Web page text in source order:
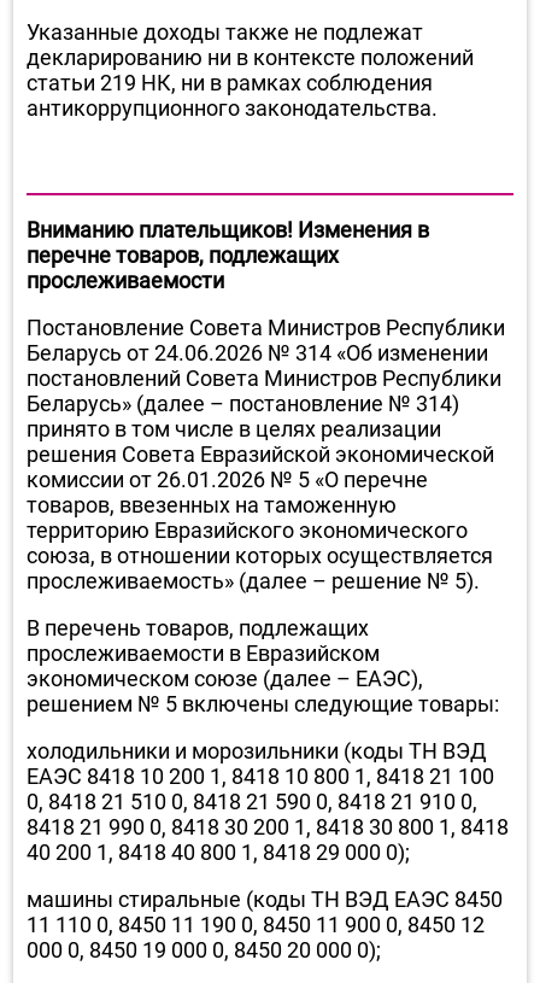
Указанные доходы также не подлежат
декларированию ни в контексте положений
статьи 219 НК, ни в рамках соблюдения
антикоррупционного законодательства.
Вниманию плательщиков! Изменения в
перечне товаров, подлежащих
прослеживаемости
Постановление Совета Министров Республики
Беларусь от 24.06.2026 № 314 «Об изменении
постановлений Совета Министров Республики
Беларусь» (далее – постановление № 314)
принято в том числе в целях реализации
решения Совета Евразийской экономической
комиссии от 26.01.2026 № 5 «О перечне
товаров, ввезенных на таможенную
территорию Евразийского экономического
союза, в отношении которых осуществляется
прослеживаемость» (далее – решение № 5).
В перечень товаров, подлежащих
прослеживаемости в Евразийском
экономическом союзе (далее – ЕАЭС),
решением № 5 включены следующие товары:
холодильники и морозильники (коды ТН ВЭД
ЕАЭС 8418 10 200 1, 8418 10 800 1, 8418 21 100
0, 8418 21 510 0, 8418 21 590 0, 8418 21 910 0,
8418 21 990 0, 8418 30 200 1, 8418 30 800 1, 8418
40 200 1, 8418 40 800 1, 8418 29 000 0);
машины стиральные (коды ТН ВЭД ЕАЭС 8450
11 110 0, 8450 11 190 0, 8450 11 900 0, 8450 12
000 0, 8450 19 000 0, 8450 20 000 0);